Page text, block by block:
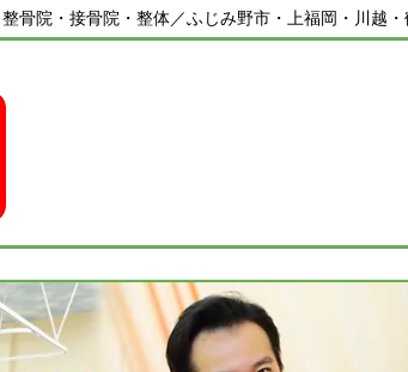
骨院・接骨院・整体／ふじみ野市・上福岡・川越・